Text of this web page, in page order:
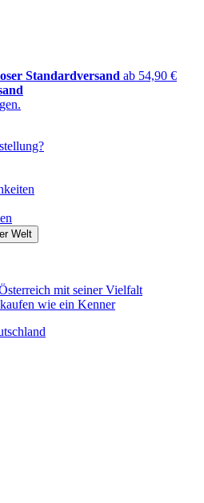
Standardversand ab 54,90 €
mit seiner Vielfalt
wie ein Kenner